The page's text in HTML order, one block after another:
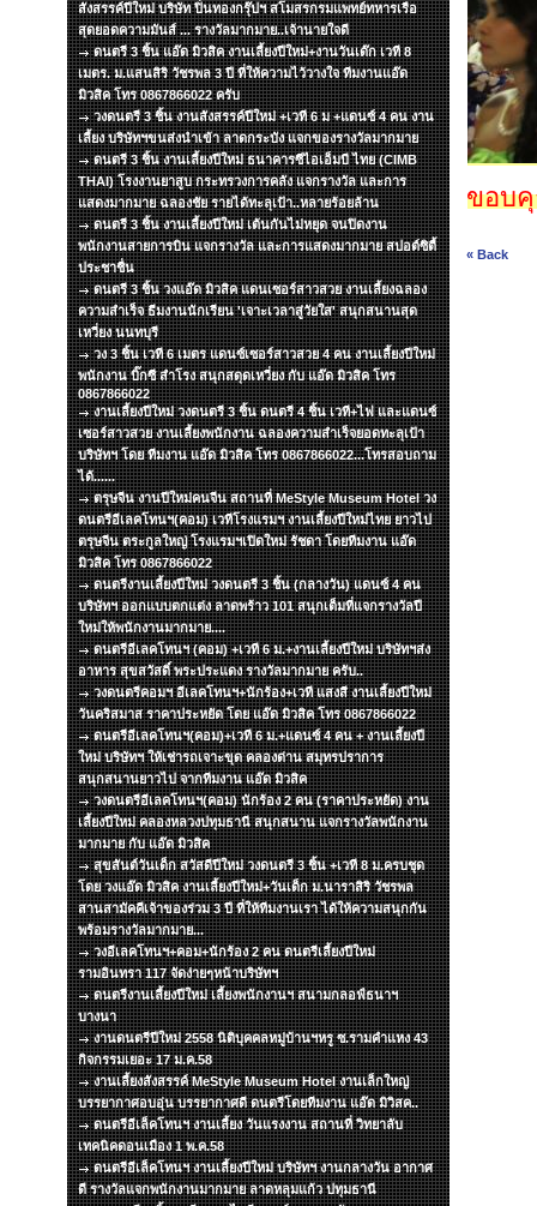
สังสรรค์ปีใหม่ บริษัท ปิ่นทองกรุ๊ปฯ สโมสรกรมแพทย์ทหารเรือ
สุดยอดความมันส์ ... รางวัลมากมาย..เจ้านายใจดี
ดนตรี 3 ชิ้น แอ๊ด มิวสิค งานเลี้ยงปีใหม่+งานวันเด๊ก เวที 8
เมตร. ม.แสนสิริ วัชรพล 3 ปี ที่ให้ความไว้วางใจ ทีมงานแอ๊ด
มิวสิค โทร 0867866022 ครับ
วงดนตรี 3 ชิ้น งานสังสรรค์ปีใหม่ +เวที 6 ม +แดนซ์ 4 คน งาน
เลี้ยง บริษัทฯขนส่งนำเข้า ลาดกระบัง แจกของรางวัลมากมาย
ดนตรี 3 ชิ้น งานเลี้ยงปีใหม่ ธนาคารซีไอเอ็มบี ไทย (CIMB
THAI) โรงงานยาสูบ กระทรวงการคลัง แจกรางวัล และการ
แสดงมากมาย ฉลองชัย รายได้ทะลุเป้า..หลายร้อยล้าน
ดนตรี 3 ชิ้น งานเลี้ยงปีใหม่ เต้นกันไม่หยุด จนปิดงาน
พนักงานสายการบิน แจกรางวัล และการแสดงมากมาย สปอต์ซิตื้
ประชาชื่น
ดนตรี 3 ชิ้น วงแอ๊ด มิวสิค แดนเซอร์สาวสวย งานเลี้ยงฉลอง
ความสำเร็จ ธีมงานนักเรียน 'เจาะเวลาสู่วัยใส' สนุกสนานสุด
เหวี่ยง นนทบุรี
วง 3 ชิ้น เวที 6 เมตร แดนซ์เซอร์สาวสวย 4 คน งานเลี้ยงปีใหม่
พนักงาน บิ๊กซี สำโรง สนุกสดุดเหวี่ยง กับ แอ๊ด มิวสิค โทร
0867866022
งานเลี้ยงปีใหม่ วงดนตรี 3 ชิ้น ดนตรี 4 ชิ้น เวที+ไฟ และแดนซ์
เซอร์สาวสวย งานเลี้ยงพนักงาน ฉลองความสำเร็จยอดทะลุเป้า
บริษัทฯ โดย ทีมงาน แอ๊ด มิวสิค โทร 0867866022...โทรสอบถาม
ได้......
ตรุษจีน งานปีใหม่คนจีน สถานที่ MeStyle Museum Hotel วง
ดนตรีอีเลคโทนฯ(คอม) เวทีโรงแรมฯ งานเลี้ยงปีใหม่ไทย ยาวไป
ตรุษจีน ตระกูลใหญ่ โรงแรมฯเปิดใหม่ รัชดา โดยทีมงาน แอ๊ด
มิวสิค โทร 0867866022
ดนตรีงานเลี้ยงปีใหม่ วงดนตรี 3 ชิ้น (กลางวัน) แดนซ์ 4 คน
บริษัทฯ ออกแบบตกแต่ง ลาดพร้าว 101 สนุกเต็มที่แจกรางวัลปี
ใหม่ให้พนักงานมากมาย....
ดนตรีอีเลคโทนฯ (คอม) +เวที 6 ม.+งานเลี้ยงปีใหม่ บริษัทฯส่ง
อาหาร สุขสวัสดิ์ พระประแดง รางวัลมากมาย ครับ..
วงดนตรีคอมฯ อีเลคโทนฯ+นักร้อง+เวที แสงสี งานเลี้ยงปีใหม่
วันคริสมาส ราคาประหยัด โดย แอ๊ด มิวสิค โทร 0867866022
ดนตรีอีเลคโทนฯ(คอม)+เวที 6 ม.+แดนซ์ 4 คน + งานเลี้ยงปี
ใหม่ บริษัทฯ ให้เช่ารถเจาะขุด คลองด่าน สมุทรปราการ
สนุกสนานยาวไป จากทีมงาน แอ๊ด มิวสิค
วงดนตรีอีเลคโทนฯ(คอม) นักร้อง 2 คน (ราคาประหยัด) งาน
เลี้ยงปีใหม่ คลองหลวงปทุมธานี สนุกสนาน แจกรางวัลพนักงาน
มากมาย กับ แอ๊ด มิวสิค
สุขสันต์วันเด็ก สวัสดีปีใหม่ วงดนตรี 3 ชิ้น +เวที 8 ม.ครบชุด
โดย วงแอ๊ด มิวสิค งานเลี้ยงปีใหม่+วันเด็ก ม.นาราสิริ วัชรพล
สานสามัคคีเจ้าของร่วม 3 ปี ที่ให้ทีมงานเรา ได้ให้ความสนุกกัน
พร้อมรางวัลมากมาย...
วงอีเลคโทนฯ+คอม+นักร้อง 2 คน ดนตรีเลี้ยงปีใหม่
รามอินทรา 117 จัดง่ายๆหน้าบริษัทฯ
ดนตรีงานเลี้ยงปีใหม่ เลี้ยงพนักงานฯ สนามกลอฟ์ธนาฯ
บางนา
งานดนตรีปีใหม่ 2558 นิติบุคคลหมู่บ้านฯหรู ซ.รามคำแหง 43
กิจกรรมเยอะ 17 ม.ค.58
งานเลี้ยงสังสรรค์ MeStyle Museum Hotel งานเล็กใหญ่
บรรยากาศอบอุ่น บรรยากาศดี ดนตรีโดยทีมงาน แอ๊ด มิวิสค..
ดนตรีอีเล็คโทนฯ งานเลี้ยง วันแรงงาน สถานที่ วิทยาลับ
เทคนิคดอนเมือง 1 พ.ค.58
ดนตรีอีเล็คโทนฯ งานเลี้ยงปีใหม่ บริษัทฯ งานกลางวัน อากาศ
ดี รางวัลแจกพนักงานมากมาย ลาดหลุมแก้ว ปทุมธานี
ขอบ
« Back